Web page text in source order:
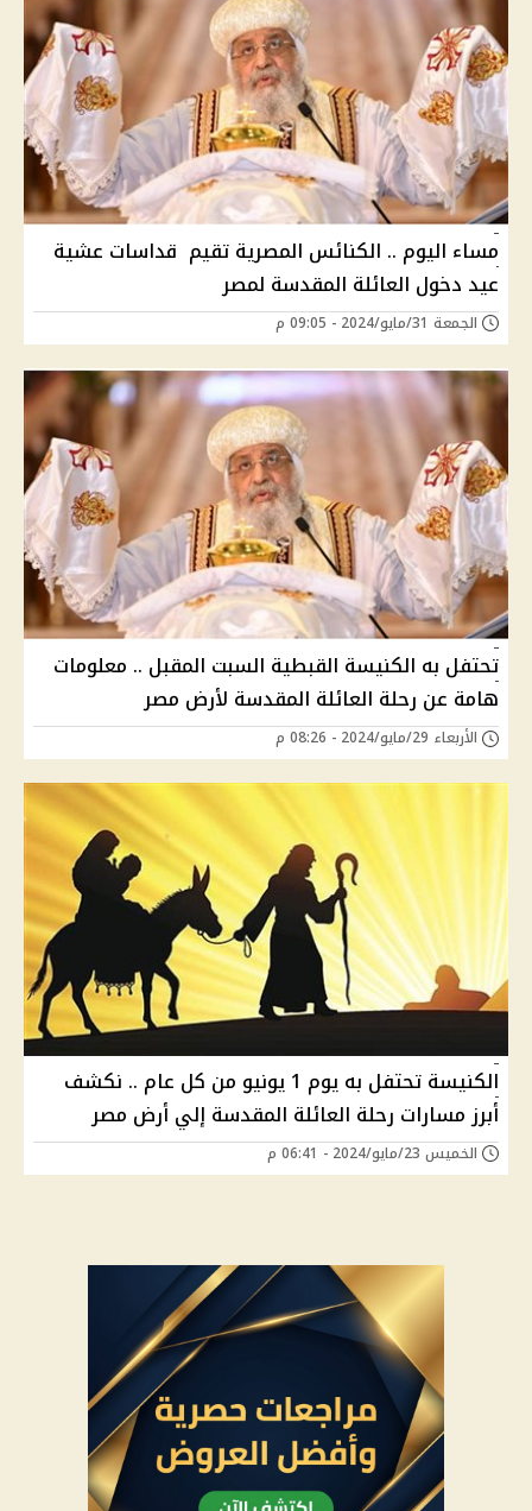
مساء اليوم .. الكنائس المصرية تقيم قداسات عشية
عيد دخول العائلة المقدسة لمصر
الجمعة 31/مايو/2024 - 09:05 م
تحتفل به الكنيسة القبطية السبت المقبل .. معلومات
هامة عن رحلة العائلة المقدسة لأرض مصر
الأربعاء 29/مايو/2024 - 08:26 م
الكنيسة تحتفل به يوم 1 يونيو من كل عام .. نكشف
أبرز مسارات رحلة العائلة المقدسة إلي أرض مصر
الخميس 23/مايو/2024 - 06:41 م